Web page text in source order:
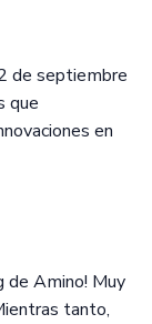
de septiembre
que
en
de Amino! Muy
tanto,